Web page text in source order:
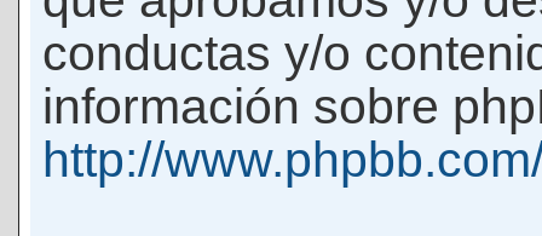
conductas y/o
información sobre
http://